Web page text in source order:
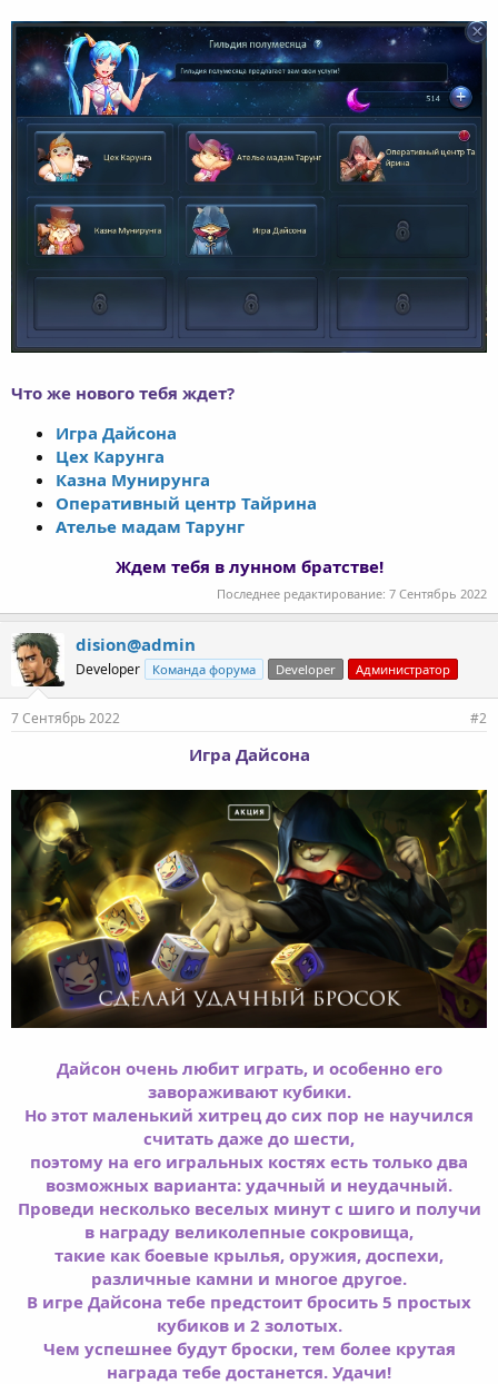
Что же нового тебя ждет?
Игра Дайсона
Цех Карунга
Казна Мунирунга
Оперативный центр Тайрина
Ателье мадам Тарунг
Ждем тебя в лунном братстве!
Последнее редактирование: 7 Сентябрь 2022
dision@admin
Developer Команда форума Developer Администратор
7 Сентябрь 2022 #2
Игра Дайсона
Дайсон очень любит играть, и особенно его
завораживают кубики.
Но этот маленький хитрец до сих пор не научился
считать даже до шести,
поэтому на его игральных костях есть только два
возможных варианта: удачный и неудачный.
Проведи несколько веселых минут с шиго и получи
в награду великолепные сокровища,
такие как боевые крылья, оружия, доспехи,
различные камни и многое другое.
В игре Дайсона тебе предстоит бросить 5 простых
кубиков и 2 золотых.
Чем успешнее будут броски, тем более крутая
награда тебе достанется. Удачи!